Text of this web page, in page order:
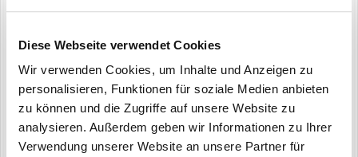
Diese Webseite verwendet Cookies
Wir verwenden Cookies, um Inhalte und Anzeigen zu
personalisieren, Funktionen für soziale Medien anbieten
zu können und die Zugriffe auf unsere Website zu
analysieren. Außerdem geben wir Informationen zu Ihrer
Verwendung unserer Website an unsere Partner für
Rototilt unterstützt Kundenwünsche
ein Thema erstellte Bauforum24 inNews aus der
Regensburg, 19.03.2020 - Die Firma Ringelstetter ist spezialisiert auf
Sonderlösungen. Neueste Entwicklung ist ein Rototilt QuickChange
QC60-5 Sandwich, mit dem es erstmals möglich ist, den
vollhydraulischen Wechsler mit der vollen Ölmenge des Baggers zu
speisen. Bauforum24 Artikel (31.01.2020...
20. März 2020 1 Antwort 2
hydrema mobilbagger (und 17 weitere)